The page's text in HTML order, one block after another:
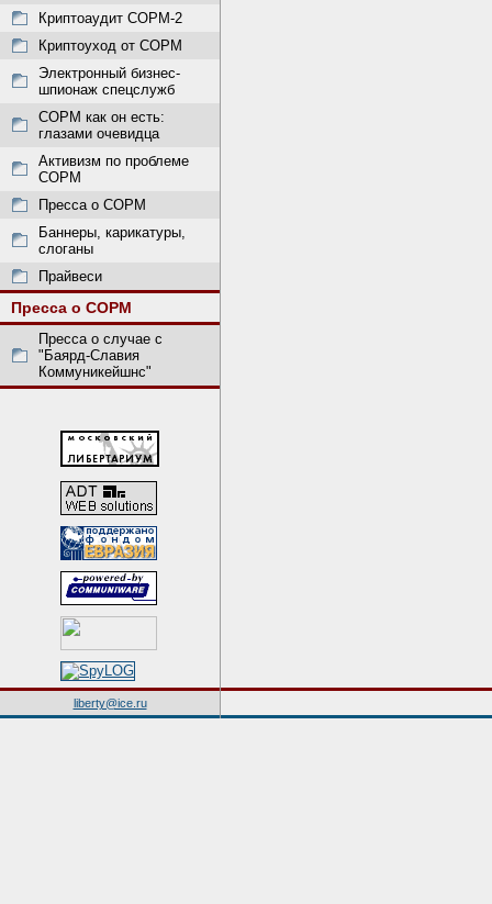
Криптоаудит СОРМ-2
Криптоуход от СОРМ
Электронный бизнес-
шпионаж спецслужб
СОРМ как он есть:
глазами очевидца
Активизм по проблеме
СОРМ
Пресса о СОРМ
Баннеры, карикатуры,
слоганы
Прайвеси
Пресса о СОРМ
Пресса о случае с
"Баярд-Славия
Коммуникейшнс"
liberty@ice.ru